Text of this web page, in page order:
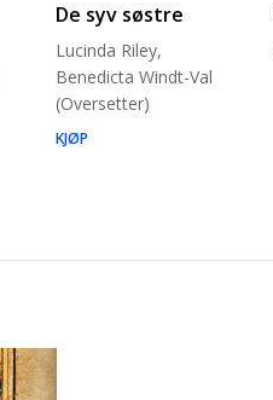
De syv søstre
Lucinda Riley,
Benedicta Windt-Val
(Oversetter)
KJØP